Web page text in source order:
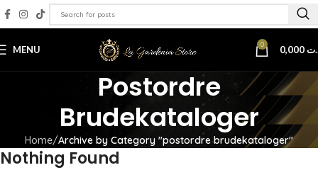
MENU 0
Postordre
Brudekataloger
Home Archive by Category "postordre brudekataloger"
Nothing Found